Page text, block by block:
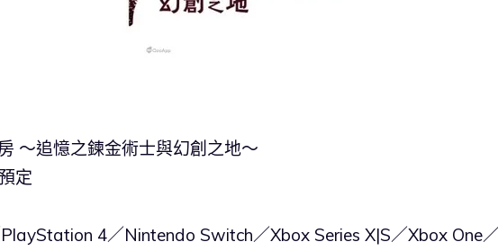
追憶之鍊金術士與幻創之地～
定
4／Nintendo Switch／Xbox Series X|S／Xbox One